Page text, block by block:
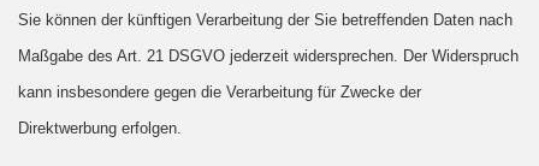
Sie können der künftigen Verarbeitung der Sie betreffenden Daten nach
Maßgabe des Art. 21 DSGVO jederzeit widersprechen. Der Widerspruch
kann insbesondere gegen die Verarbeitung für Zwecke der
Direktwerbung erfolgen.